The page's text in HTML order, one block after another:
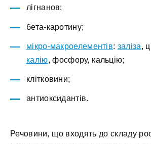
лігнанов;
бета-каротину;
мікро-макроелементів: заліза,
калію, фосфору, кальцію;
клітковини;
антиоксидантів.
Речовини, що входять до складу